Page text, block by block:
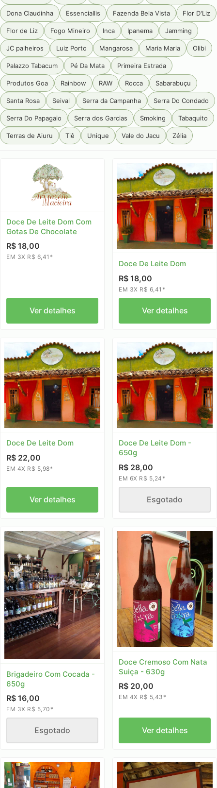
Dona Claudinha Essenciallis Fazenda Bela Vista Flor D'Liz
Flor de Liz Fogo Mineiro Inca Ipanema Jamming
JC palheiros Luiz Porto Mangarosa Maria Maria Olibi
Palazzo Tabacum Pé Da Mata Primeira Estrada
Produtos Goa Rainbow RAW Rocca Sabarabuçu
Santa Rosa Seival Serra da Campanha Serra Do Condado
Serra Do Papagaio Serra dos Garcias Smoking Tabaquito
Terras de Aiuru Tiê Unique Vale do Jacu Zélia
Doce De Leite Dom Com
Gotas De Chocolate
R$ 18,00
EM 3X R$ 6,41*
Ver detalhes
Doce De Leite Dom
R$ 18,00
EM 3X R$ 6,41*
Ver detalhes
Doce De Leite Dom
R$ 22,00
EM 4X R$ 5,98*
Ver detalhes
Doce De Leite Dom -
650g
R$ 28,00
EM 6X R$ 5,24*
Esgotado
Brigadeiro Com Cocada -
650g
R$ 16,00
EM 3X R$ 5,70*
Esgotado
Doce Cremoso Com Nata
Suiça - 630g
R$ 20,00
EM 4X R$ 5,43*
Ver detalhes